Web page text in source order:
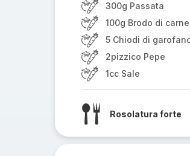
300g Passata
100g Brodo di
5 Chiodi di
2pizzico Pepe
1cc Sale
Rosolatura forte